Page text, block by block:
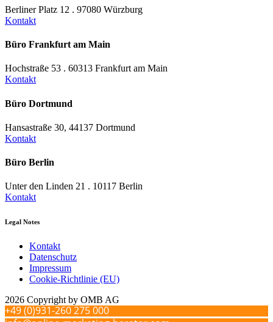
Berliner Platz 12 . 97080 Würzburg
Kontakt
Büro Frankfurt am Main
Hochstraße 53 . 60313 Frankfurt am Main
Kontakt
Büro Dortmund
Hansastraße 30, 44137 Dortmund
Kontakt
Büro Berlin
Unter den Linden 21 . 10117 Berlin
Kontakt
Legal Notes
Kontakt
Datenschutz
Impressum
Cookie-Richtlinie (EU)
2026 Copyright by OMB AG
+49 (0)931-260 275 000